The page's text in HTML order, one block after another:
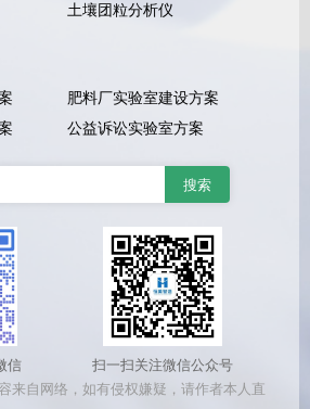
土壤团粒分析仪
肥料厂实验室建设方案
公益诉讼实验室方案
信
扫一扫关注微信公众号
来自网络，如有侵权嫌疑，请作者本人直